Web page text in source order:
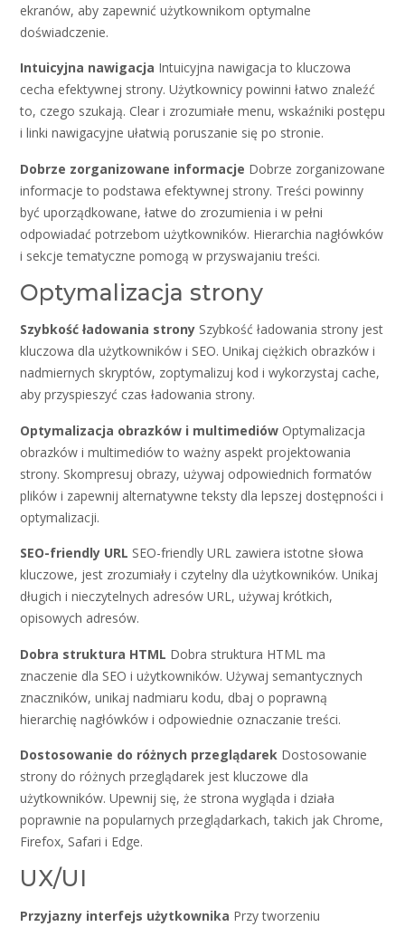
ekranów, aby zapewnić użytkownikom optymalne
doświadczenie.
Intuicyjna nawigacja Intuicyjna nawigacja to kluczowa
cecha efektywnej strony. Użytkownicy powinni łatwo znaleźć
to, czego szukają. Clear i zrozumiałe menu, wskaźniki postępu
i linki nawigacyjne ułatwią poruszanie się po stronie.
Dobrze zorganizowane informacje Dobrze zorganizowane
informacje to podstawa efektywnej strony. Treści powinny
być uporządkowane, łatwe do zrozumienia i w pełni
odpowiadać potrzebom użytkowników. Hierarchia nagłówków
i sekcje tematyczne pomogą w przyswajaniu treści.
Optymalizacja strony
Szybkość ładowania strony Szybkość ładowania strony jest
kluczowa dla użytkowników i SEO. Unikaj ciężkich obrazków i
nadmiernych skryptów, zoptymalizuj kod i wykorzystaj cache,
aby przyspieszyć czas ładowania strony.
Optymalizacja obrazków i multimediów Optymalizacja
obrazków i multimediów to ważny aspekt projektowania
strony. Skompresuj obrazy, używaj odpowiednich formatów
plików i zapewnij alternatywne teksty dla lepszej dostępności i
optymalizacji.
SEO-friendly URL SEO-friendly URL zawiera istotne słowa
kluczowe, jest zrozumiały i czytelny dla użytkowników. Unikaj
długich i nieczytelnych adresów URL, używaj krótkich,
opisowych adresów.
Dobra struktura HTML Dobra struktura HTML ma
znaczenie dla SEO i użytkowników. Używaj semantycznych
znaczników, unikaj nadmiaru kodu, dbaj o poprawną
hierarchię nagłówków i odpowiednie oznaczanie treści.
Dostosowanie do różnych przeglądarek Dostosowanie
strony do różnych przeglądarek jest kluczowe dla
użytkowników. Upewnij się, że strona wygląda i działa
poprawnie na popularnych przeglądarkach, takich jak Chrome,
Firefox, Safari i Edge.
UX/UI
Przyjazny interfejs użytkownika Przy tworzeniu